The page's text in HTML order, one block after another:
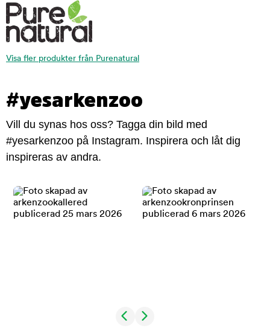
Visa fler produkter från Purenatural
#yesarkenzoo
Vill du synas hos oss? Tagga din bild med
#yesarkenzoo på Instagram. Inspirera och låt dig
inspireras av andra.